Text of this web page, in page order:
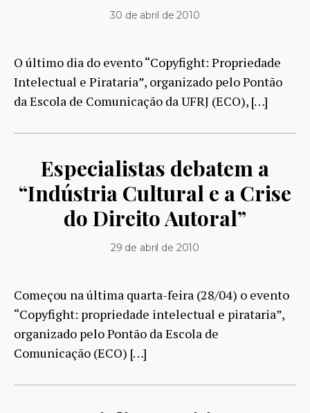
30 de abril de 2010
O último dia do evento “Copyfight: Propriedade
Intelectual e Pirataria”, organizado pelo Pontão
da Escola de Comunicação da UFRJ (ECO), […]
Especialistas debatem a
“Indústria Cultural e a Crise
do Direito Autoral”
29 de abril de 2010
Começou na última quarta-feira (28/04) o evento
“Copyfight: propriedade intelectual e pirataria”,
organizado pelo Pontão da Escola de
Comunicação (ECO) […]